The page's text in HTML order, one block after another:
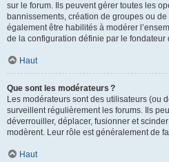
sur le forum. Ils peuvent gérer toutes les
bannissements, création de groupes ou
également être habilités à modérer
de la configuration définie par le fondateur
Haut
Que sont les modérateurs ?
Les modérateurs sont des utilisateurs (ou
surveillent régulièrement les forums. Ils
déverrouiller, déplacer, fusionner et
modèrent. Leur rôle est généralement de
Haut